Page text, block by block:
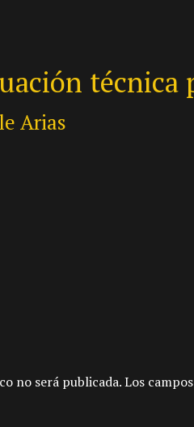
técnica
Arias
no será publicada. Los